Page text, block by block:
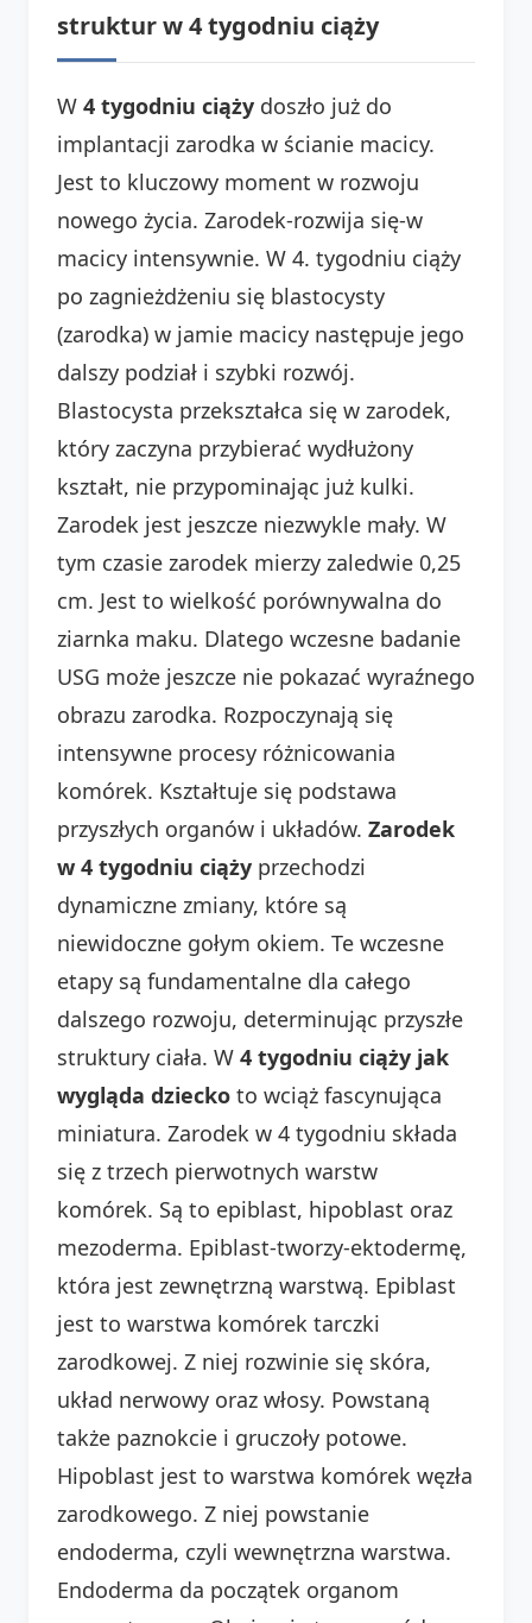
struktur w 4 tygodniu ciąży
W 4 tygodniu ciąży doszło już do
implantacji zarodka w ścianie macicy.
Jest to kluczowy moment w rozwoju
nowego życia. Zarodek-rozwija się-w
macicy intensywnie. W 4. tygodniu ciąży
po zagnieżdżeniu się blastocysty
(zarodka) w jamie macicy następuje jego
dalszy podział i szybki rozwój.
Blastocysta przekształca się w zarodek,
który zaczyna przybierać wydłużony
kształt, nie przypominając już kulki.
Zarodek jest jeszcze niezwykle mały. W
tym czasie zarodek mierzy zaledwie 0,25
cm. Jest to wielkość porównywalna do
ziarnka maku. Dlatego wczesne badanie
USG może jeszcze nie pokazać wyraźnego
obrazu zarodka. Rozpoczynają się
intensywne procesy różnicowania
komórek. Kształtuje się podstawa
przyszłych organów i układów. Zarodek
w 4 tygodniu ciąży przechodzi
dynamiczne zmiany, które są
niewidoczne gołym okiem. Te wczesne
etapy są fundamentalne dla całego
dalszego rozwoju, determinując przyszłe
struktury ciała. W 4 tygodniu ciąży jak
wygląda dziecko to wciąż fascynująca
miniatura. Zarodek w 4 tygodniu składa
się z trzech pierwotnych warstw
komórek. Są to epiblast, hipoblast oraz
mezoderma. Epiblast-tworzy-ektodermę,
która jest zewnętrzną warstwą. Epiblast
jest to warstwa komórek tarczki
zarodkowej. Z niej rozwinie się skóra,
układ nerwowy oraz włosy. Powstaną
także paznokcie i gruczoły potowe.
Hipoblast jest to warstwa komórek węzła
zarodkowego. Z niej powstanie
endoderma, czyli wewnętrzna warstwa.
Endoderma da początek organom